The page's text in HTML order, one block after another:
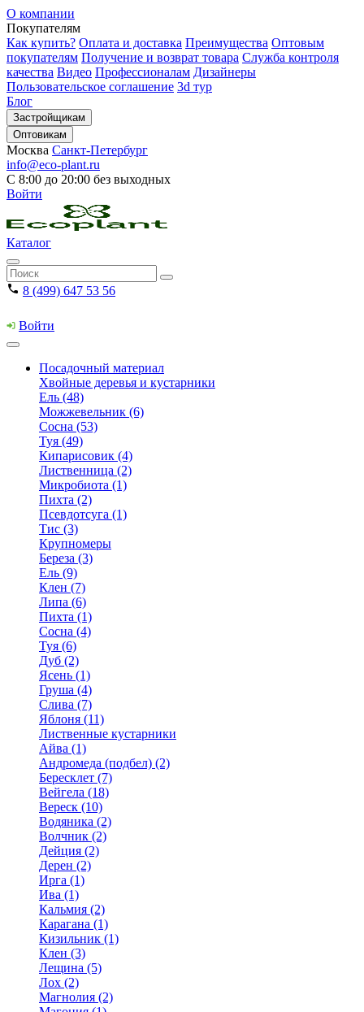
О компании
Покупателям
Как купить? Оплата и доставка Преимущества Оптовым
покупателям Получение и возврат товара Служба контроля
качества Видео Профессионалам Дизайнеры
Пользовательское соглашение 3d тур
Блог
Застройщикам
Оптовикам
Москва Санкт-Петербург
info@eco-plant.ru
С 8:00 до 20:00 без выходных
Войти
Каталог
8 (499) 647 53 56
Войти
Посадочный материал
Хвойные деревья и кустарники
Ель (48)
Можжевельник (6)
Сосна (53)
Туя (49)
Кипарисовик (4)
Лиственница (2)
Микробиота (1)
Пихта (2)
Псевдотсуга (1)
Тис (3)
Крупномеры
Береза (3)
Ель (9)
Клен (7)
Липа (6)
Пихта (1)
Сосна (4)
Туя (6)
Дуб (2)
Ясень (1)
Груша (4)
Слива (7)
Яблоня (11)
Лиственные кустарники
Айва (1)
Андромеда (подбел) (2)
Бересклет (7)
Вейгела (18)
Вереск (10)
Водяника (2)
Волчник (2)
Дейция (2)
Дерен (2)
Ирга (1)
Ива (1)
Кальмия (2)
Карагана (1)
Кизильник (1)
Клен (3)
Лещина (5)
Лох (2)
Магнолия (2)